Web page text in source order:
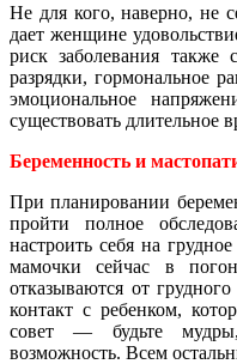
Не для кого, наверно, не
дает женщине
риск заболевания также
разрядки, гормональное
эмоциональное
существовать длительное
Беременность и
При планировании
пройти полное
настроить себя на
мамочки сейчас в
отказываются от
контакт с ребенком,
совет — будьте
возможность. Всем